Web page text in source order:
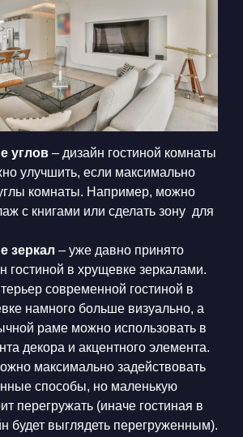
углов– дизайн гостиной комнаты
улучшить, если максимально
комнаты. Например, можно
с книгами или сделать зону для
зеркал – уже давно принято
гостиной в хрущевке зеркалами.
современной гостиной в
намного больше визуально, а
раме можно использовать в
декора и акцентного элемента.
максимально задействовать
способы, но маленькую
перегружать (иначе гостиная в
будет выглядеть перегруженным).